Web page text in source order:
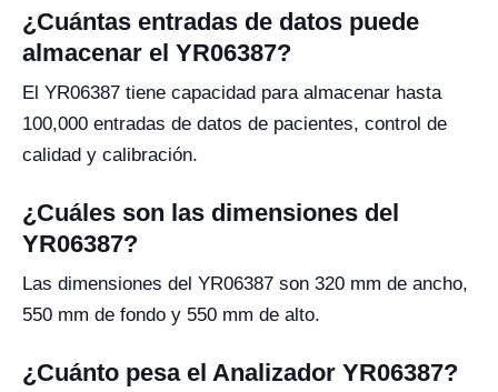
¿Cuántas entradas de datos puede
almacenar el YR06387?
El YR06387 tiene capacidad para almacenar hasta
100,000 entradas de datos de pacientes, control de
calidad y calibración.
¿Cuáles son las dimensiones del
YR06387?
Las dimensiones del YR06387 son 320 mm de ancho,
550 mm de fondo y 550 mm de alto.
¿Cuánto pesa el Analizador YR06387?